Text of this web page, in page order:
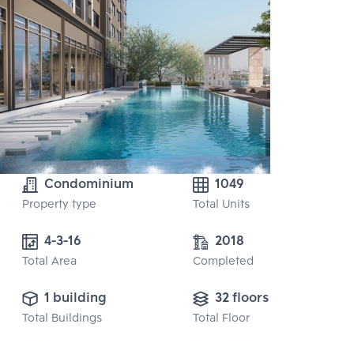
Condominium
Property type
1049
Total Units
4-3-16
Total Area
2018
Completed
1 building
Total Buildings
32 floors
Total Floor